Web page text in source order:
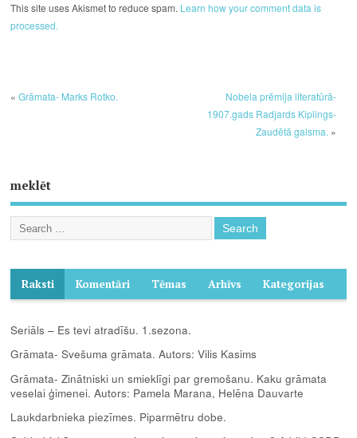
This site uses Akismet to reduce spam. Learn how your comment data is
processed.
«Grāmata- Marks Rotko.
Nobela prēmija literatūrā-
1907.gads Radjards Kiplings-
Zaudētā gaisma. »
meklēt
Raksti Komentāri Tēmas Arhīvs Kategorijas
Seriāls – Es tevi atradīšu. 1.sezona.
Grāmata- Svešuma grāmata. Autors: Vilis Kasims
Grāmata- Zinātniski un smieklīgi par gremošanu. Kaku grāmata
veselai ģimenei. Autors: Pamela Marana, Helēna Dauvarte
Laukdarbnieka piezīmes. Piparmētru dobe.